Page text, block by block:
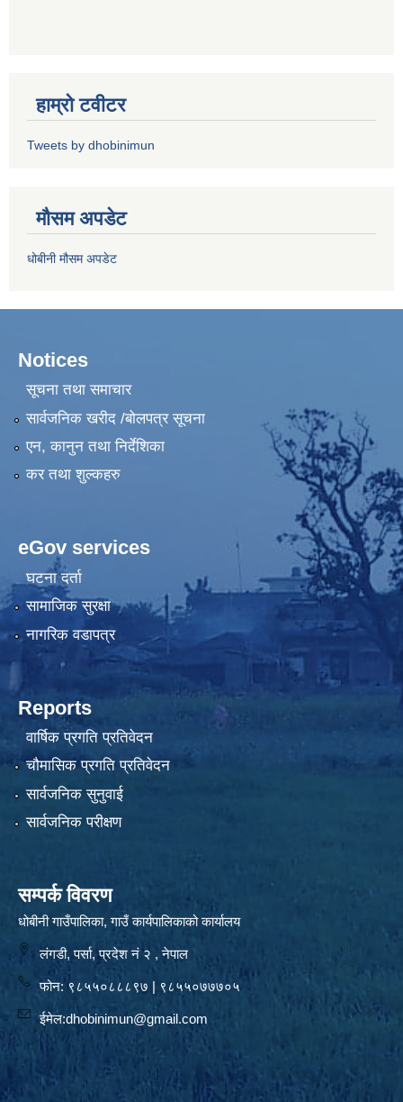
हाम्रो टवीटर
Tweets by dhobinimun
मौसम अपडेट
धोबीनी मौसम अपडेट
Notices
सूचना तथा समाचार
सार्वजनिक खरीद /बोलपत्र सूचना
एन, कानुन तथा निर्देशिका
कर तथा शुल्कहरु
eGov services
घटना दर्ता
सामाजिक सुरक्षा
नागरिक वडापत्र
Reports
वार्षिक प्रगति प्रतिवेदन
चौमासिक प्रगति प्रतिवेदन
सार्वजनिक सुनुवाई
सार्वजनिक परीक्षण
सम्पर्क विवरण
धोबीनी गाउँपालिका, गाउँ कार्यपालिकाको कार्यालय
लंगडी, पर्सा, प्रदेश नं २ , नेपाल
फोन: ९८५५०८८८९७ | ९८५५०७७७०५
ईमेल:dhobinimun@gmail.com